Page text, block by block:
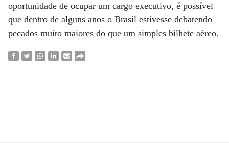
oportunidade de ocupar um cargo executivo, é possível
que dentro de alguns anos o Brasil estivesse debatendo
pecados muito maiores do que um simples bilhete aéreo.